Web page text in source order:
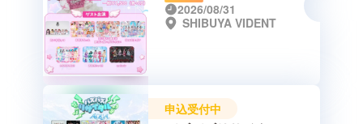
2026/08/31
SHIBUYA VIDENT
申込受付中